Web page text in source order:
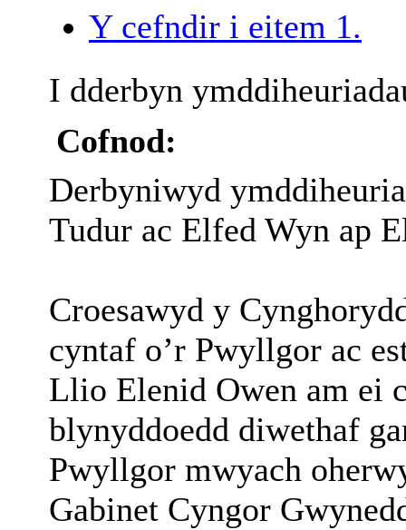
Y cefndir i eitem 1.
I dderbyn
Cofnod:
Derbyniwyd
Tudur ac Elfed Wyn ap
Croesawyd y
cyntaf o’r Pwyllgor ac
Llio Elenid Owen am ei
blynyddoedd diwethaf
Pwyllgor mwyach
Gabinet Cyngor